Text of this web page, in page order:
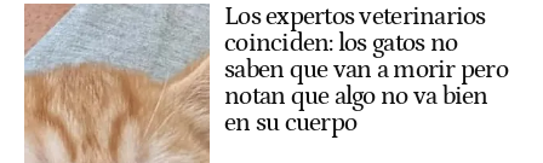
Los expertos veterinarios
coinciden: los gatos no
saben que van a morir pero
notan que algo no va bien
en su cuerpo